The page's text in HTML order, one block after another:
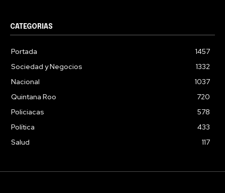
CATEGORIAS
Portada
1457
Sociedad y Negocios
1332
Nacional
1037
Quintana Roo
720
Policiacas
578
Política
433
Salud
117